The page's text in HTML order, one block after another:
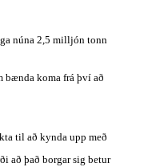
núna 2,5 milljón tonn
bænda koma frá því að
til að kynda upp með
að það borgar sig betur